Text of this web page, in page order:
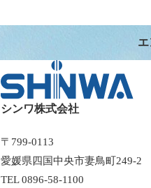
シンワ株式会社
〒799-0113
愛媛県四国中央市妻鳥町249-2
TEL0896-58-1100